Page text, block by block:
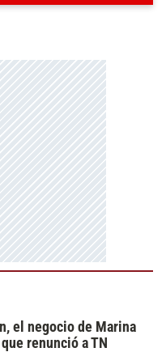
el negocio de Marina
renunció a TN